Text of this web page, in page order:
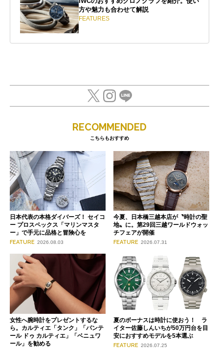
方や魅力も合わせて解説
FEATURES
RECOMMENDED
こちらもおすすめ
日本代表の本格ダイバーズ！ セイコ
ー プロスペックス「マリンマスタ
ー」で手元に品格と冒険心を
FEATURE 2026.08.03
今夏、日本橋三越本店が〝時計の聖
地〟に。第29回三越ワールドウォッ
チフェアが開催
FEATURE 2026.07.31
女性へ腕時計をプレゼントするな
ら。カルティエ「タンク」「パンテ
ール ドゥ カルティエ」「ベニュワ
ール」を勧める
夏のボーナスは時計に使おう！ ラ
イター佐藤しんいちが50万円台を目
安におすすめモデルを5本選ぶ
FEATURE 2026.07.25